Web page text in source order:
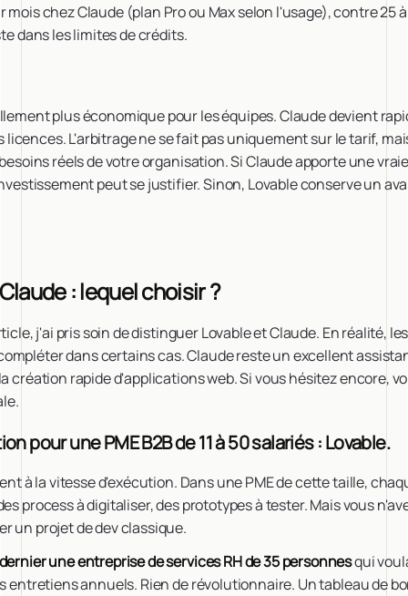
mois chez Claude (plan Pro ou Max selon l'usage), contre 25
dans les limites de crédits.
plus économique pour les équipes. Claude devient
L'arbitrage ne se fait pas uniquement sur le tarif,
réels de votre organisation. Si Claude apporte une
peut se justifier. Sinon, Lovable conserve un
: lequel choisir ?
j'ai pris soin de distinguer Lovable et Claude. En réalité,
dans certains cas. Claude reste un excellent
création rapide d'applications web. Si vous hésitez encore,
pour une PME B2B de 11 à 50 salariés : Lovable.
à la vitesse d'exécution. Dans une PME de cette taille,
process à digitaliser, des prototypes à tester. Mais vous
un projet de dev classique.
une entreprise de services RH de 35 personnesqui
entretiens annuels. Rien de révolutionnaire. Un tableau de